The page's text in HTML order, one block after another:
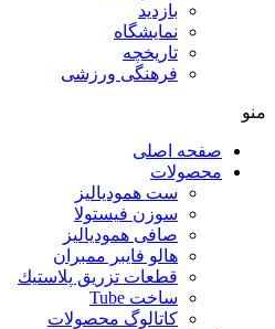
بازدید
نمایشگاه
تاريخچه
فرهنگی ورزشی
منو
صفحه اصلی
محصولات
ست همودیالیز
سوزن فیستولا
صافی همودیالیز
هالو فایبر ممبران
قطعات تزريق پلاستيك
ساخت Tube
کاتالوگ محصولات